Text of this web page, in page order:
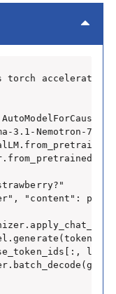
accelerate
3.1-Nemotron-
"content":